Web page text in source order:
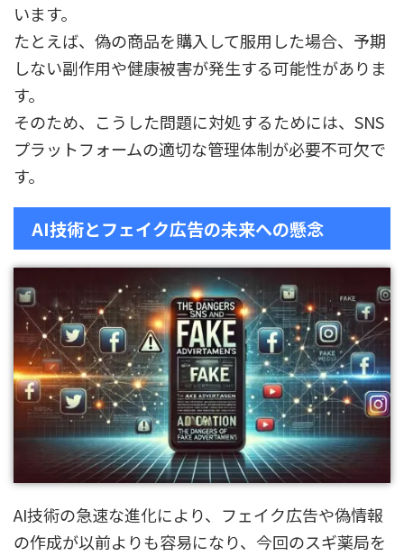
います。
たとえば、偽の商品を購入して服用した場合、予期
しない副作用や健康被害が発生する可能性がありま
す。
そのため、こうした問題に対処するためには、SNS
プラットフォームの適切な管理体制が必要不可欠で
す。
AI技術とフェイク広告の未来への懸念
AI技術の急速な進化により、フェイク広告や偽情報
の作成が以前よりも容易になり、今回のスギ薬局を